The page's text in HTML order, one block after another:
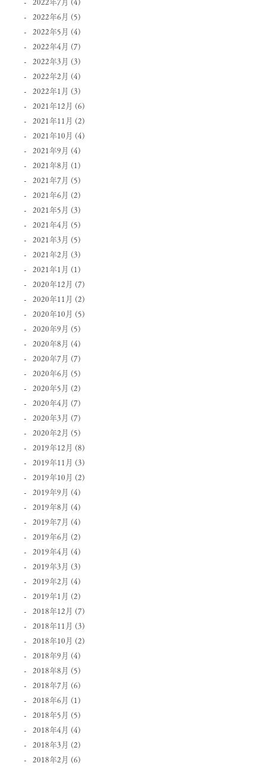
2022年6月 (5)
2022年5月 (4)
2022年4月 (7)
2022年3月 (3)
2022年2月 (4)
2022年1月 (3)
2021年12月 (6)
2021年11月 (2)
2021年10月 (4)
2021年9月 (4)
2021年8月 (1)
2021年7月 (5)
2021年6月 (2)
2021年5月 (3)
2021年4月 (5)
2021年3月 (5)
2021年2月 (3)
2021年1月 (1)
2020年12月 (7)
2020年11月 (2)
2020年10月 (5)
2020年9月 (5)
2020年8月 (4)
2020年7月 (7)
2020年6月 (5)
2020年5月 (2)
2020年4月 (7)
2020年3月 (7)
2020年2月 (5)
2019年12月 (8)
2019年11月 (3)
2019年10月 (2)
2019年9月 (4)
2019年8月 (4)
2019年7月 (4)
2019年6月 (2)
2019年4月 (4)
2019年3月 (3)
2019年2月 (4)
2019年1月 (2)
2018年12月 (7)
2018年11月 (3)
2018年10月 (2)
2018年9月 (4)
2018年8月 (5)
2018年7月 (6)
2018年6月 (1)
2018年5月 (5)
2018年4月 (4)
2018年3月 (2)
2018年2月 (6)